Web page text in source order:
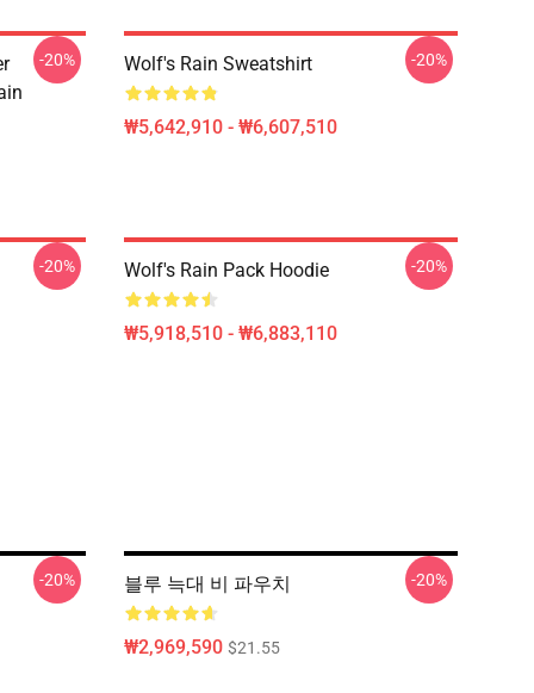
-20% Wolf's Rain Sweatshirt
₩5,642,910 - ₩6,607,510
-20%
-20% Wolf's Rain Pack Hoodie
₩5,918,510 - ₩6,883,110
-20%
-20% 블루 늑대 비 파우치
₩2,969,590 $21.55
-20%